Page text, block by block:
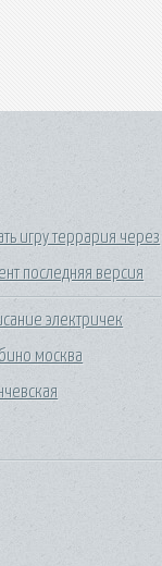
игру террария через
последняя версия
электричек
москва